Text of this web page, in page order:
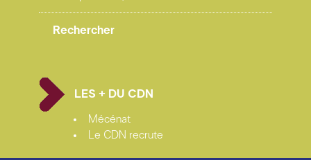
LES + DU CDN
Mécénat
Le CDN recrute